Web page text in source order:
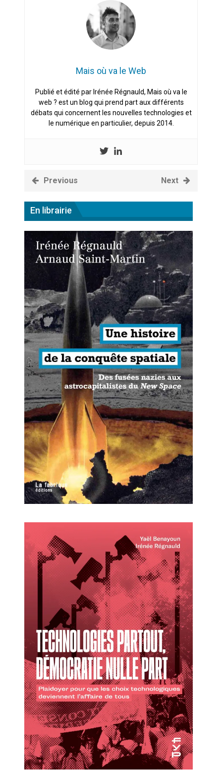
Mais où va le Web
Publié et édité par Irénée Régnauld, Mais où va le
web ? est un blog qui prend part aux différents
débats qui concernent les nouvelles technologies et
le numérique en particulier, depuis 2014.
Previous Next
En librairie